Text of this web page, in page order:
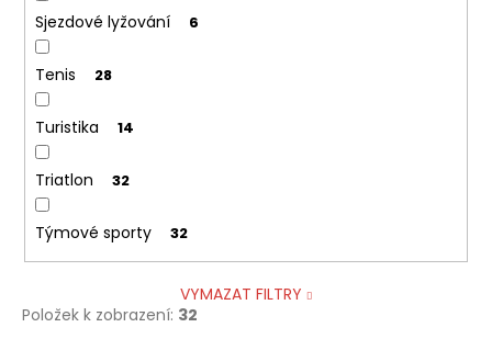
Sjezdové lyžování 6
Tenis 28
Turistika 14
Triatlon 32
Týmové sporty 32
VYMAZAT FILTRY
Položek k zobrazení: 32